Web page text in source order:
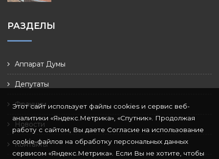
РАЗДЕЛЫ
Аппарат Думы
Депутаты
Фракции
Новости
Контакты
Этот сайт использует файлы cookies и сервис веб-
аналитики «Яндекс.Метрика», «Спутник». Продолжая
работу с сайтом, Вы даете Согласие на использование
cookie-файлов на обработку персональных данных
сервисом «Яндекс.Метрика». Если Вы не хотите, чтобы